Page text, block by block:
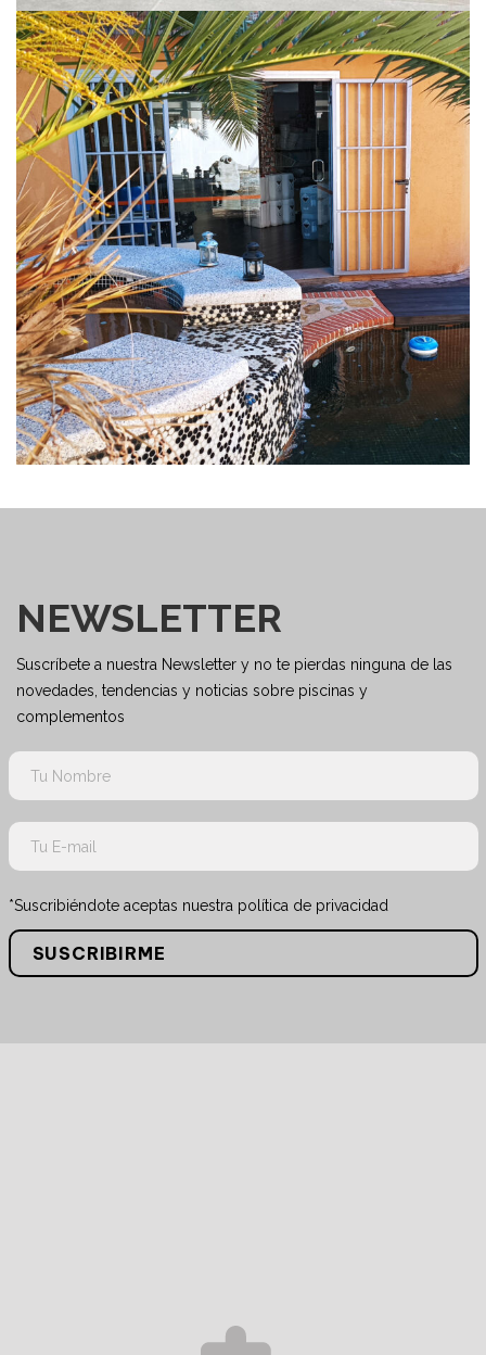
¡Deja que te asesoremos personalmente!
...
NEWSLETTER
Suscríbete a nuestra Newsletter y no te pierdas ninguna de las
novedades, tendencias y noticias sobre piscinas y
complementos
*Suscribiéndote aceptas nuestra política de privacidad